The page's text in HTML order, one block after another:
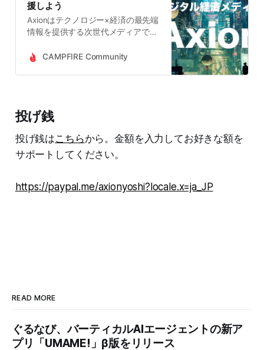
援しよう
Axionはテクノロジー×経済の最先端
情報を提供する次世代メディアで
調査と分析によって信頼度の高い情
性を担保するため支援を募っていま
す。
CAMPFIRE Community
投げ銭
投げ銭はこちらから。金額を入力してお好きな額を
サポートしてください。
https://paypal.me/axionyoshi?locale.x=ja_JP
READ MORE
ぐるなび、バーティカルAIエージェントの新ア
プリ「UMAME!」β版をリリース